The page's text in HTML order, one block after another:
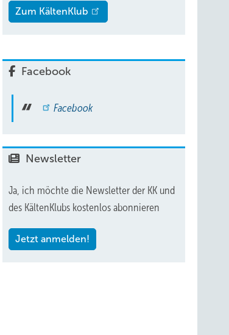
Zum KältenKlub
Facebook
Facebook
Newsletter
Ja, ich möchte die Newsletter der KK und
des KältenKlubs kostenlos abonnieren
Jetzt anmelden!